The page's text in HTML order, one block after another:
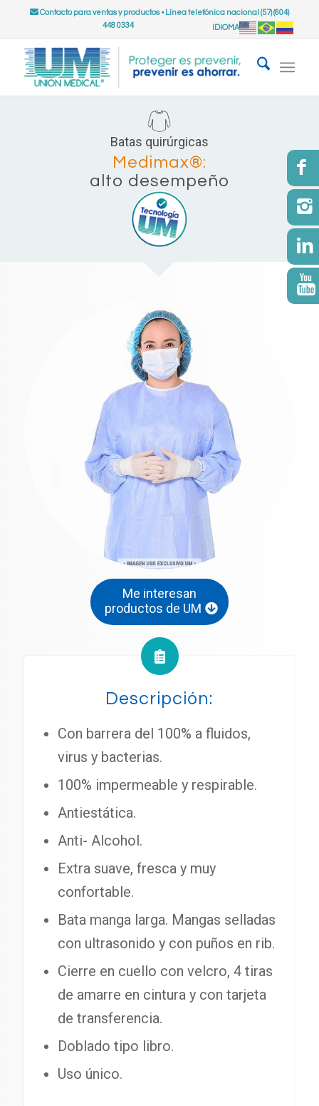
Contacto para ventas y productos• Línea telefónica nacional (57) (604)
448 0334
IDIOMA
Batas quirúrgicas
Medimax®:
alto desempeño
Me interesan
productos de UM
Descripción:
Con barrera del 100% a fluidos,
virus y bacterias.
100% impermeable y respirable.
Antiestática.
Anti- Alcohol.
Extra suave, fresca y muy
confortable.
Bata manga larga. Mangas selladas
con ultrasonido y con puños en rib.
Cierre en cuello con velcro, 4 tiras
de amarre en cintura y con tarjeta
de transferencia.
Doblado tipo libro.
Uso único.